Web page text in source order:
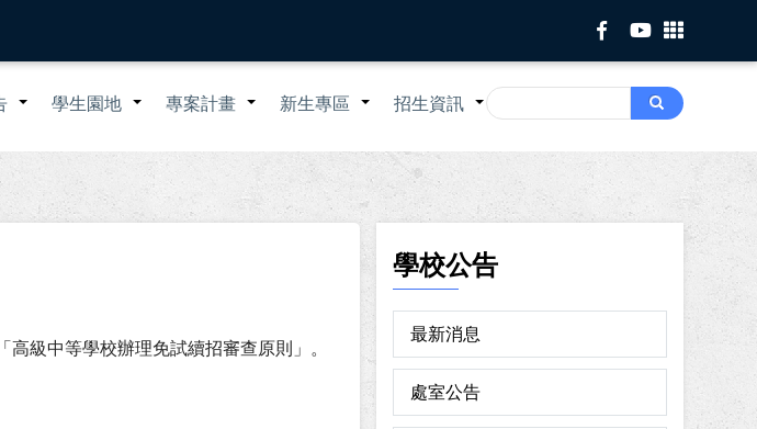
Search
Search
+ +
學生園地 +
專案計畫 +
新生專區 +
招生資訊
級中等學校辦理免試續招審查原則」。
學校公告
最新消息
處室公告